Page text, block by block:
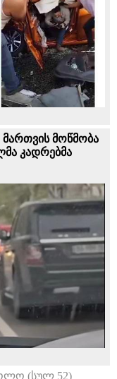
მოწმობა
კადრებმა
(სულ 52)